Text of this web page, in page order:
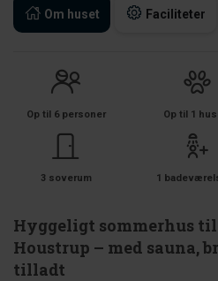
Om huset Faciliteter
Op til 6 personer Op til 1
3 soverum 1
Hyggeligt sommerhus til
Houstrup – med sauna,
tilladt